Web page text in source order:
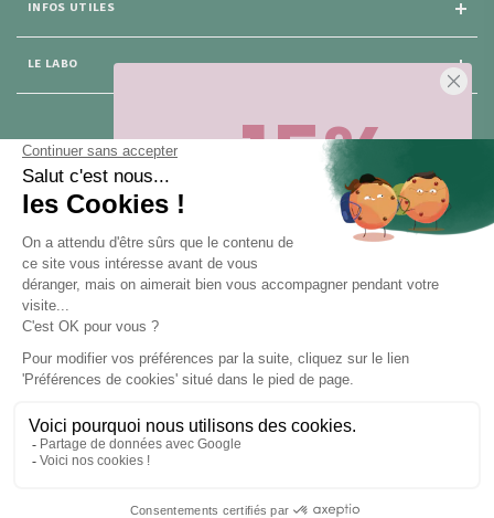
75 008 Paris
hello@santarome.fr
INFOS UTILES
LE LABO
-15%
Sur votre première commande,
moment ! Désinscription en 1 clic, à
tout moment.
Obtenir -15%
marketing de notre part. Pour vous désinscrire, cliquez sur le lien de